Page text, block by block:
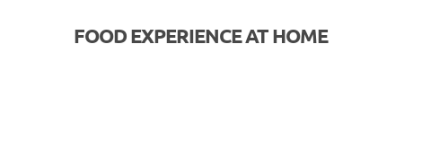
FOOD EXPERIENCE AT HOME